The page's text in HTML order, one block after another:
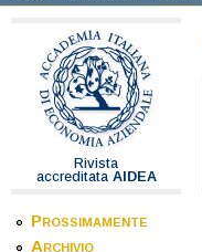
Rivista
accreditata AIDEA
Prossimamente
Archivio